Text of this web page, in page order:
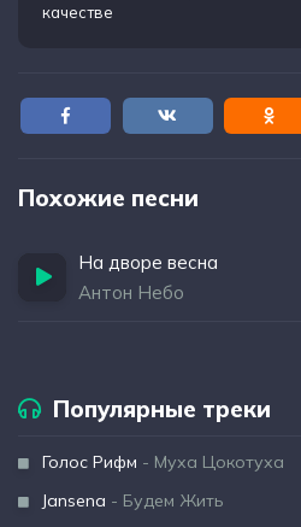
качестве
Похожие песни
На дворе весна
Антон Небо
Популярные треки
Голос Рифм - Муха Цокотуха
Jansena - Будем Жить